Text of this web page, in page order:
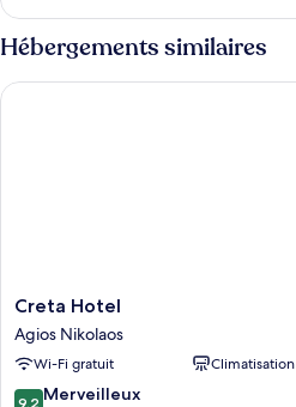
le
type
de
chambre
Chambre
Hébergements similaires
Creta
Hotel
Agios
Nikolaos
Creta Hotel
Agios Nikolaos
Wi-Fi gratuit Climatisation
9.2
9,2 Merveilleux
Creta Hotel